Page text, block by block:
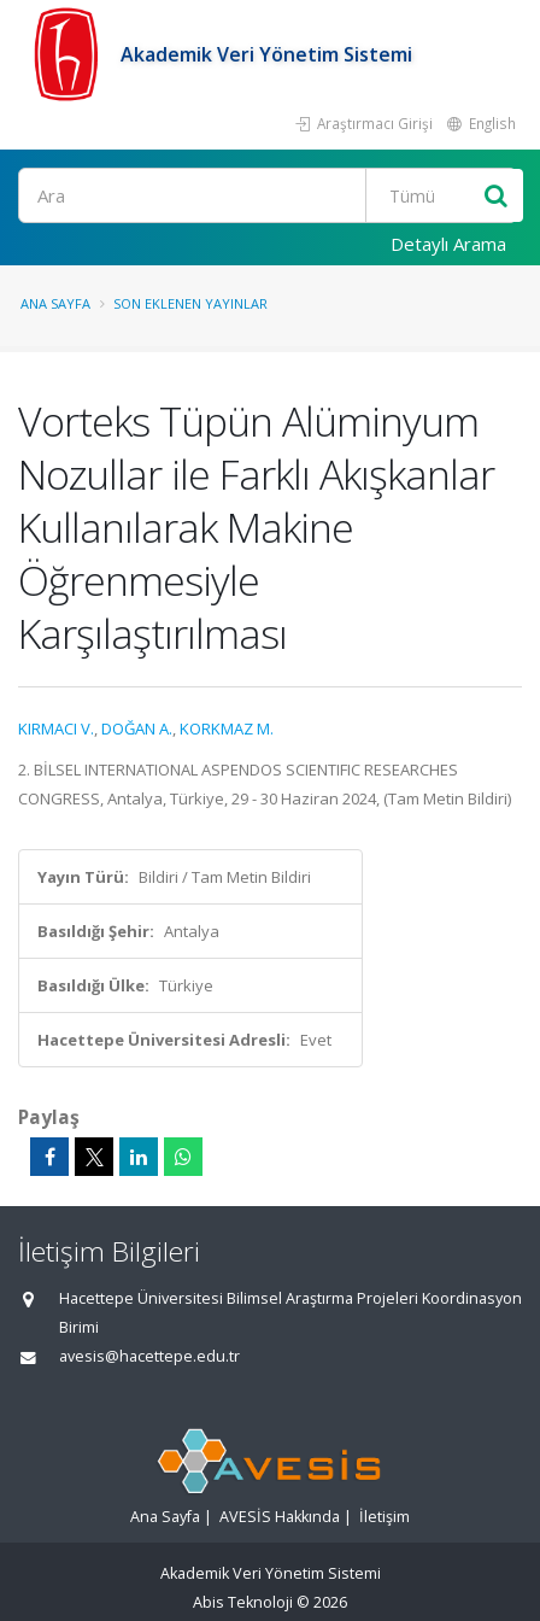
Akademik Veri Yönetim Sistemi
Araştırmacı Girişi English
Ara
Detaylı Arama
ANA SAYFA SON EKLENEN YAYINLAR
Vorteks Tüpün Alüminyum
Nozullar ile Farklı Akışkanlar
Kullanılarak Makine
Öğrenmesiyle
Karşılaştırılması
KIRMACI V.,DOĞAN A.,KORKMAZ M.
2. BİLSEL INTERNATIONAL ASPENDOS SCIENTIFIC RESEARCHES
CONGRESS, Antalya, Türkiye, 29 - 30 Haziran 2024, (Tam Metin Bildiri)
Yayın Türü: Bildiri / Tam Metin Bildiri
Basıldığı Şehir: Antalya
Basıldığı Ülke: Türkiye
Hacettepe Üniversitesi Adresli: Evet
Paylaş
İletişim Bilgileri
Hacettepe Üniversitesi Bilimsel Araştırma Projeleri Koordinasyon
Birimi
avesis@hacettepe.edu.tr
Ana Sayfa | AVESİS Hakkında | İletişim
Akademik Veri Yönetim Sistemi
Abis Teknoloji © 2026